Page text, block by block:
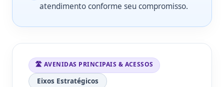
atendimento conforme seu compromisso.
🛣️ AVENIDAS PRINCIPAIS & ACESSOS
Eixos Estratégicos